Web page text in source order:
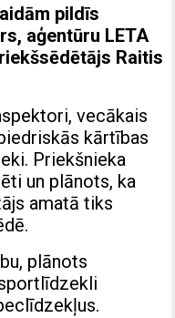
pildīs
aģentūru LETA
Raitis
vecākais
kārtības
Priekšnieka
un plānots, ka
amatā tiks
plānots